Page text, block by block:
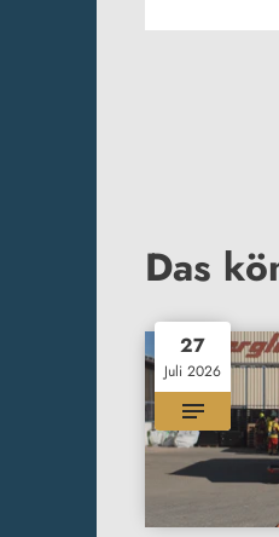
Das
27
Juli 2026